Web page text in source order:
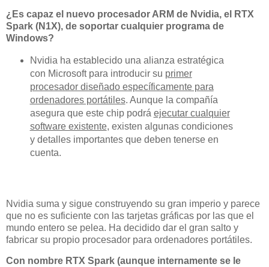
¿Es capaz el nuevo procesador ARM de Nvidia, el RTX
Spark (N1X), de soportar cualquier programa de
Windows?
Nvidia ha establecido una alianza estratégica
con Microsoft para introducir su primer
procesador diseñado específicamente para
ordenadores portátiles. Aunque la compañía
asegura que este chip podrá ejecutar cualquier
software existente, existen algunas condiciones
y detalles importantes que deben tenerse en
cuenta.
Nvidia suma y sigue construyendo su gran imperio y parece
que no es suficiente con las tarjetas gráficas por las que el
mundo entero se pelea. Ha decidido dar el gran salto y
fabricar su propio procesador para ordenadores portátiles.
Con nombre RTX Spark (aunque internamente se le